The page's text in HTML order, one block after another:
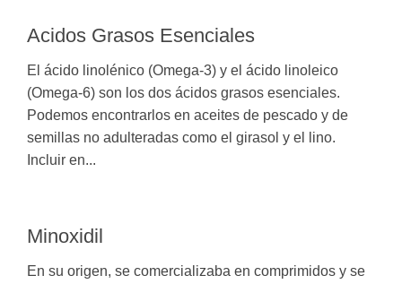
Acidos Grasos Esenciales
El ácido linolénico (Omega-3) y el ácido linoleico
(Omega-6) son los dos ácidos grasos esenciales.
Podemos encontrarlos en aceites de pescado y de
semillas no adulteradas como el girasol y el lino.
Incluir en...
Minoxidil
En su origen, se comercializaba en comprimidos y se